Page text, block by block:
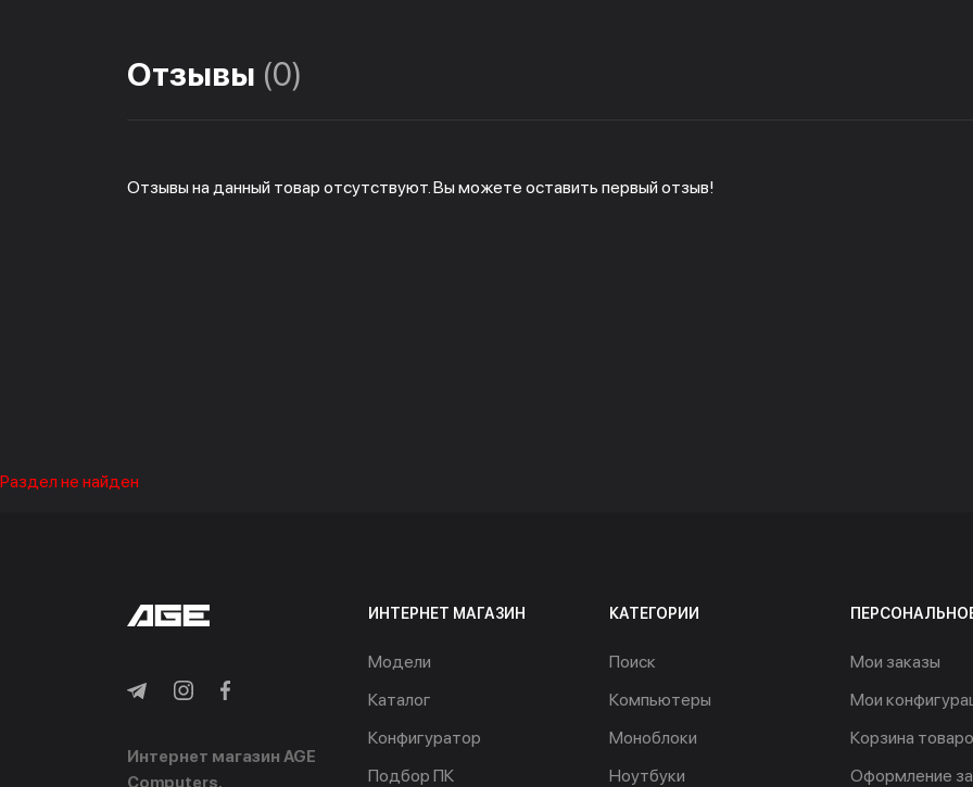
Отзывы (0)
Отзывы на данный товар отсутствуют. Вы можете оставить первый отзыв!
Раздел не найден
Интернет магазин AGE
Computers.
ИНТЕРНЕТ МАГАЗИН
Модели
Каталог
Конфигуратор
Подбор ПК
КАТЕГОРИИ
Поиск
Компьютеры
Моноблоки
Ноутбуки
Мои заказы
Мои
Корзина
Оформление